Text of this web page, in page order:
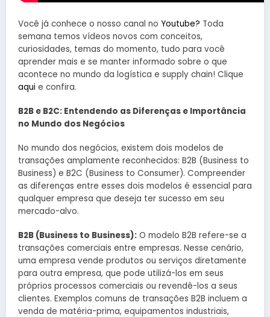
Você já conhece o nosso canal no Youtube? Toda
semana temos vídeos novos com conceitos,
curiosidades, temas do momento, tudo para você
aprender mais e se manter informado sobre o que
acontece no mundo da logística e supply chain! Clique
aqui e confira.
B2B e B2C: Entendendo as Diferenças e Importância
no Mundo dos Negócios
No mundo dos negócios, existem dois modelos de
transações amplamente reconhecidos: B2B (Business to
Business) e B2C (Business to Consumer). Compreender
as diferenças entre esses dois modelos é essencial para
qualquer empresa que deseja ter sucesso em seu
mercado-alvo.
B2B (Business to Business): O modelo B2B refere-se a
transações comerciais entre empresas. Nesse cenário,
uma empresa vende produtos ou serviços diretamente
para outra empresa, que pode utilizá-los em seus
próprios processos comerciais ou revendê-los a seus
clientes. Exemplos comuns de transações B2B incluem a
venda de matéria-prima, equipamentos industriais,